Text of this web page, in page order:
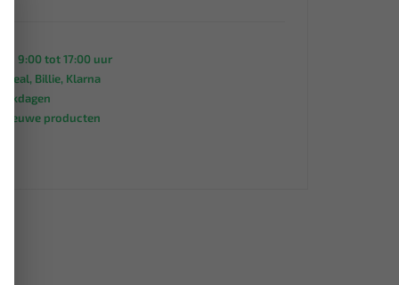
9:00 tot 17:00 uur
iDeal, Billie, Klarna
producten